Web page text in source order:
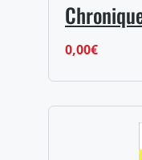
0,00€